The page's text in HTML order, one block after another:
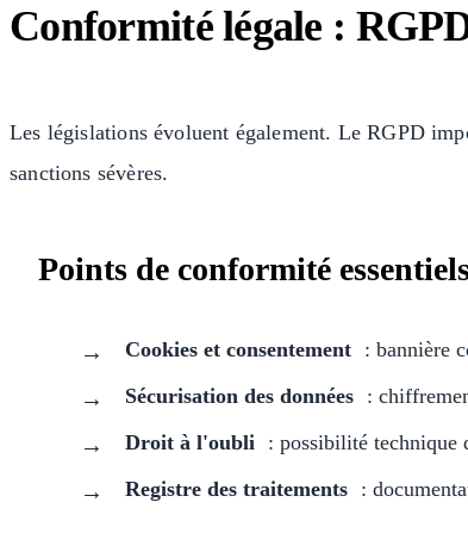
Conformité légale :
Les législations évoluent également. Le RGPD
sanctions sévères.
Points de conformité
Cookies et consentement : bannière
Sécurisation des données :
Droit à l'oubli
: possibilité technique
Registre des traitements :